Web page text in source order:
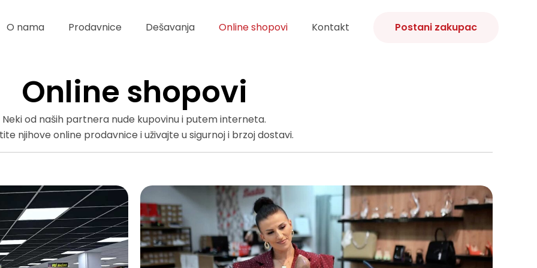
O nama Prodavnice Dešavanja Online shopovi Kontakt Postani zakupac
Online shopovi
Neki od naših partnera nude kupovinu i putem interneta.
njihove online prodavnice i uživajte u sigurnoj i brzoj dostavi.